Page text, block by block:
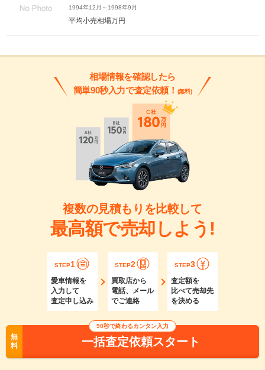
1994年12月～1998年9月
平均小売相場万円
相場情報を確認したら
簡単90秒入力で査定依頼！ (無料)
複数の見積もりを比較して
最高額で売却しよう!
STEP1
愛車情報を
入力して
査定申し込み
STEP2
買取店から
電話、メール
でご連絡
STEP3
査定額を
比べて売却先
を決める
無
料
90秒で終わるカンタン入力
一括査定依頼スタート